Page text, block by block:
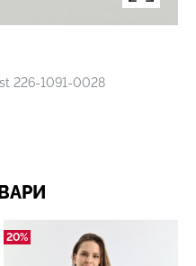
226-1091-0028
20%